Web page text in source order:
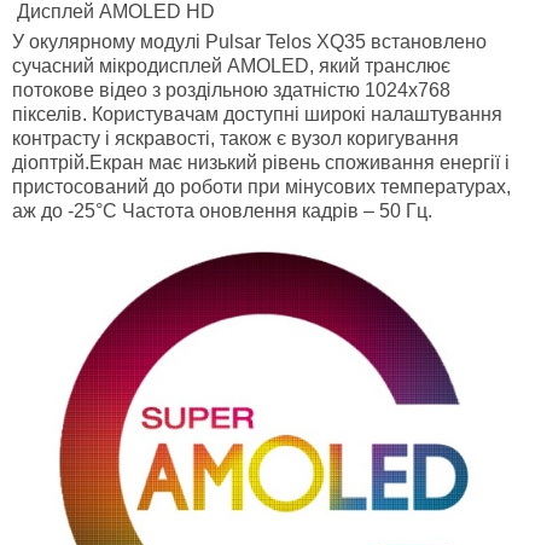
Дисплей AMOLED HD
У окулярному модулі Pulsar Telos XQ35 встановлено
сучасний мікродисплей AMOLED, який транслює
потокове відео з роздільною здатністю 1024х768
пікселів. Користувачам доступні широкі налаштування
контрасту і яскравості, також є вузол коригування
діоптрій.Екран має низький рівень споживання енергії і
пристосований до роботи при мінусових температурах,
аж до -25°C Частота оновлення кадрів – 50 Гц.